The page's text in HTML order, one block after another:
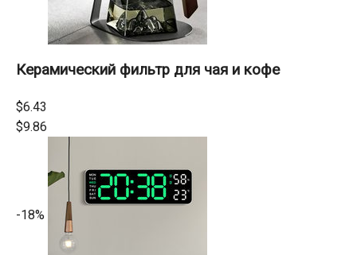
Керамический фильтр для чая и кофе
$6.43
$9.86
-18%